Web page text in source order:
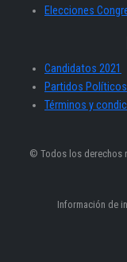
Elecciones
Candidatos 2021
Partidos Políticos
Términos y
© Todos los derechos
Información de